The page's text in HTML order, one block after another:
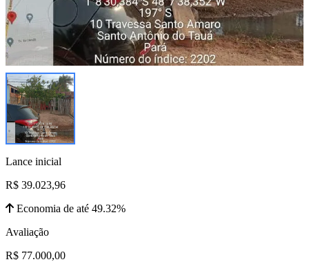
Lance inicial
R$ 39.023,96
Economia de até 49.32%
Avaliação
R$ 77.000,00